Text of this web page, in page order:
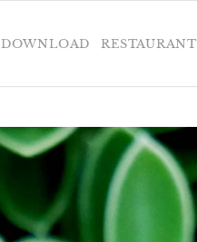
DOWNLOAD RESTAURANT